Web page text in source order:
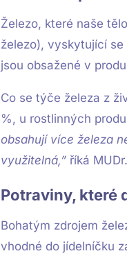
Železo, které naše
železo), vyskytující
jsou obsažené v
Co se týče železa z
%, u rostlinných
obsahují více železa
využitelná,” říká
Potraviny, které
Bohatým zdrojem
vhodné do jídelníčku